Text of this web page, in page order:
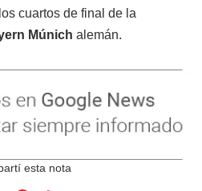
cuartos de final de la
Múnich alemán.